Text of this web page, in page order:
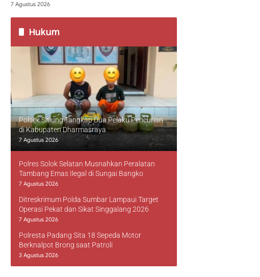
7 Agustus 2026
Hukum
Polsek Sitiung Tangkap Dua Pelaku Pencurian
di Kabupaten Dharmasraya
7 Agustus 2026
Polres Solok Selatan Musnahkan Peralatan
Tambang Emas Ilegal di Sungai Bangko
7 Agustus 2026
Ditreskrimum Polda Sumbar Lampaui Target
Operasi Pekat dan Sikat Singgalang 2026
7 Agustus 2026
Polresta Padang Sita 18 Sepeda Motor
Berknalpot Brong saat Patroli
3 Agustus 2026